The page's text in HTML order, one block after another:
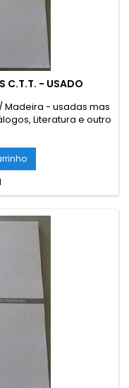
C.T.T. - USADO
Madeira - usadas mas
Literatura e outro
terá que ser
o custo de envio.
and other philatelic
by email, instead